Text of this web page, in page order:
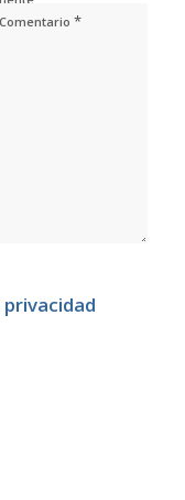
Comentario *